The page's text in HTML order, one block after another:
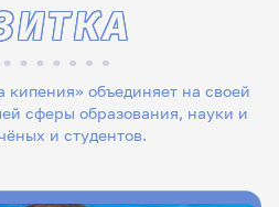
кипения» объединяет на своей
сферы образования, науки и
и студентов.